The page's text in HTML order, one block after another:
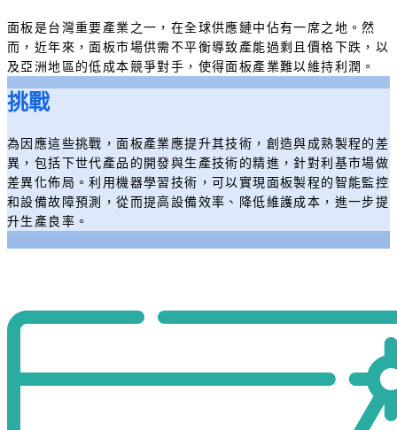
面板是台灣重要產業之一，在全球供應鏈中佔有一席之地。然
而，近年來，面板市場供需不平衡導致產能過剩且價格下跌，以
及亞洲地區的低成本競爭對手，使得面板產業難以維持利潤。
挑戰​
為因應這些挑戰，面板產業應提升其技術，創造與成熟製程的差
異，包括下世代產品的開發與生產技術的精進，針對利基市場做
差異化佈局。利用機器學習技術，可以實現面板製程的智能監控
和設備故障預測，從而提高設備效率、降低維護成本，進一步提
升生產良率。